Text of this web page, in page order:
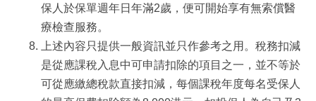
保人於保單週年日年滿2歲，便可開始享有無索償醫
療檢查服務。
上述內容只提供一般資訊並只作參考之用。稅務扣減
是從應課稅入息中可申請扣除的項目之一，並不等於
可從應繳總稅款直接扣減，每個課稅年度每名受保人